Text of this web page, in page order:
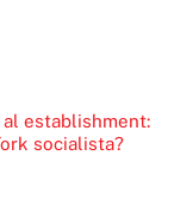
establishment:
socialista?